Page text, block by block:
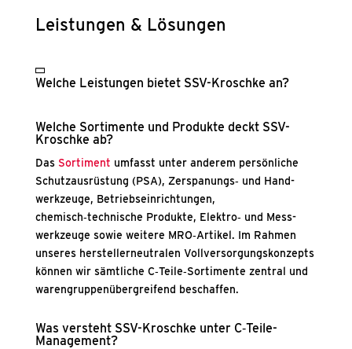
Leis­tun­gen & Lösun­gen
Wel­che Leis­tun­gen bie­tet SSV-Krosch­ke an?
Wel­che Sor­ti­men­te und Pro­duk­te deckt SSV-
Krosch­ke ab?
Das Sor­ti­ment umfasst unter ande­rem per­sön­li­che
Schutz­aus­rüs­tung (PSA), Zerspanungs‑ und Hand­
werk­zeu­ge, Betriebs­ein­rich­tun­gen,
chemisch‑technische Pro­duk­te, Elektro‑ und Mess­
werk­zeu­ge sowie wei­te­re MRO‑Artikel. Im Rah­men
unse­res her­stel­ler­neu­tra­len Voll­ver­sor­gungs­kon­zepts
kön­nen wir sämt­li­che C‑Teile‑Sortimente zen­tral und
waren­grup­pen­über­grei­fend beschaf­fen.
Was ver­steht SSV-Krosch­ke unter C‑Tei­le-
Manage­ment?